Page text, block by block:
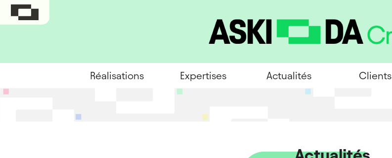
Réalisations Expertises Actualités Clients